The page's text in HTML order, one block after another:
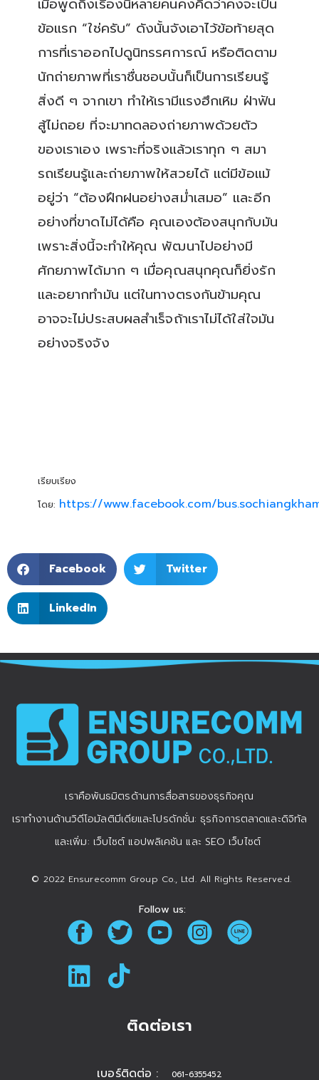
เมื่อพูดถึงเรื่องนี้หลายคนคงคิดว่าคงจะเป็น
ข้อแรก “ใช่ครับ” ดังนั้นจังเอาไว้ข้อท้ายสุด
การที่เราออกไปดูนิทรรศการณ์ หรือติดตาม
นักถ่ายภาพที่เราชื่นชอบนั้นก็เป็นการเรียนรู้
สิ่งดี ๆ จากเขา ทำให้เรามีแรงฮึกเหิม ฝ่าฟัน
สู้ไม่ถอย ที่จะมาทดลองถ่ายภาพด้วยตัว
ของเราเอง เพราะที่จริงแล้วเราทุก ๆ สมา
รถเรียนรู้และถ่ายภาพให้สวยได้ แต่มีข้อแม้
อยู่ว่า “ต้องฝึกฝนอย่างสม่ำเสมอ” และอีก
อย่างที่ขาดไม่ได้คือ คุณเองต้องสนุกกับมัน
เพราะสิ่งนี้จะทำให้คุณ พัฒนาไปอย่างมี
ศักยภาพได้มาก ๆ เมื่อคุณสนุกคุณก็ยิ่งรัก
และอยากทำมัน แต่ในทางตรงกันข้ามคุณ
อาจจะไม่ประสบผลสำเร็จถ้าเราไม่ได้ใส่ใจมัน
อย่างจริงจัง
เรียบเรียง
โดย: https://www.facebook.com/
Facebook Twitter
LinkedIn
เราคือพันธมิตรด้านการสื่อสารของธุรกิจคุณ
เราทำงานด้านวิดีโอมัลติมีเดียและโปรดักชั่น: ธุรกิจการตลาดและดิจิทัล
และเพิ่ม: เว็บไซต์ แอปพลิเคชัน และ SEO เว็บไซต์
© 2022 Ensurecomm Group Co., Ltd. All Rights Reserved.
Follow us:
ติดต่อเรา
เบอร์ติดต่อ : 061-6355452